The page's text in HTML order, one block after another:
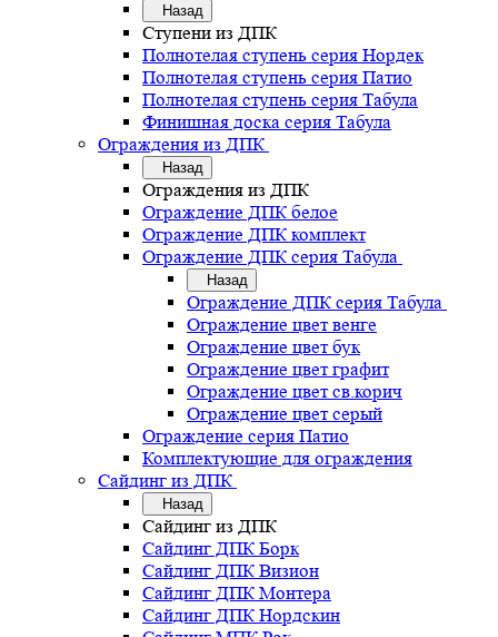
Назад
Ступени из ДПК
Полнотелая ступень серия Нордек
Полнотелая ступень серия Патио
Полнотелая ступень серия Табула
Финишная доска серия Табула
Ограждения из ДПК
Назад
Ограждения из ДПК
Ограждение ДПК белое
Ограждение ДПК комплект
Ограждение ДПК серия Табула
Назад
Ограждение ДПК серия Табула
Ограждение цвет венге
Ограждение цвет бук
Ограждение цвет графит
Ограждение цвет св.корич
Ограждение цвет серый
Ограждение серия Патио
Комплектующие для ограждения
Сайдинг из ДПК
Назад
Сайдинг из ДПК
Сайдинг ДПК Борк
Сайдинг ДПК Визион
Сайдинг ДПК Монтера
Сайдинг ДПК Нордскин